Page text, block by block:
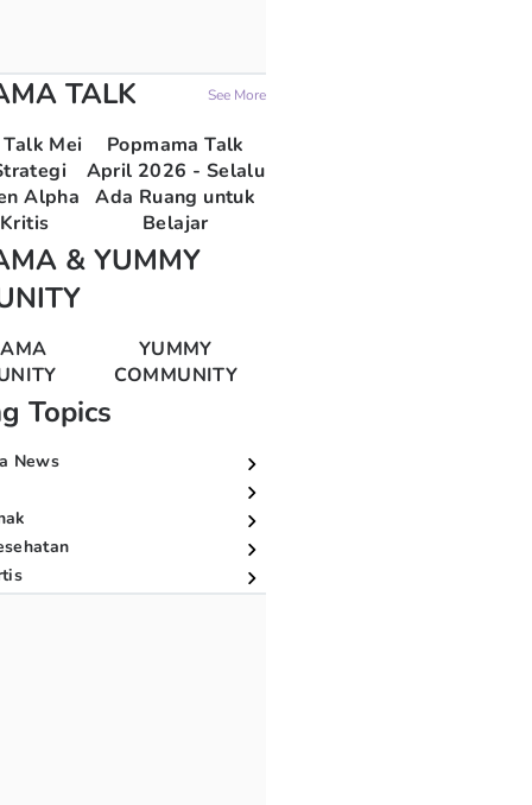
TALK See More
Mei
Alpha
Popmama Talk
April 2026 - Selalu
Ada Ruang untuk
Belajar
& YUMMY
YUMMY
COMMUNITY
Topics
News